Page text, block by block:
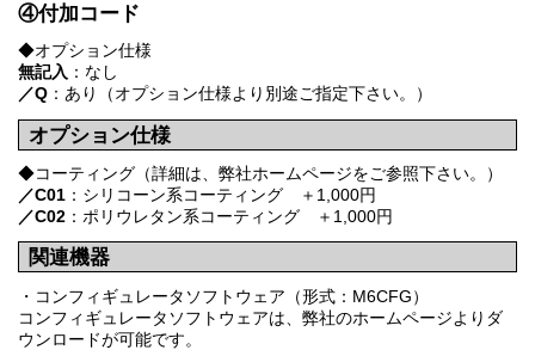
④付加コード
◆オプション仕様
無記入 ：なし
／Q ：あり（オプション仕様より別途ご指定下さい。）
オプション仕様
◆コーティング（詳細は、弊社ホームページをご参照下さい。）
／C01 ：シリコーン系コーティング ＋1,000円
／C02 ：ポリウレタン系コーティング ＋1,000円
関連機器
・コンフィギュレータソフトウェア（形式：M6CFG）
コンフィギュレータソフトウェアは、弊社のホームページよりダ
ウンロードが可能です。